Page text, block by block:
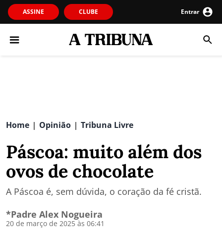
ASSINE CLUBE Entrar
Home | Opinião | Tribuna Livre
Páscoa: muito além dos
ovos de chocolate
A Páscoa é, sem dúvida, o coração da fé cristã.
*Padre Alex Nogueira
20 de março de 2025 às 06:41